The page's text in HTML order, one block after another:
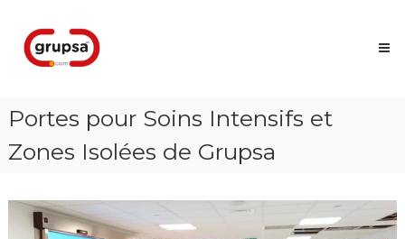
content
Accesos
que
conectan
Portes pour Soins Intensifs et
Zones Isolées de Grupsa